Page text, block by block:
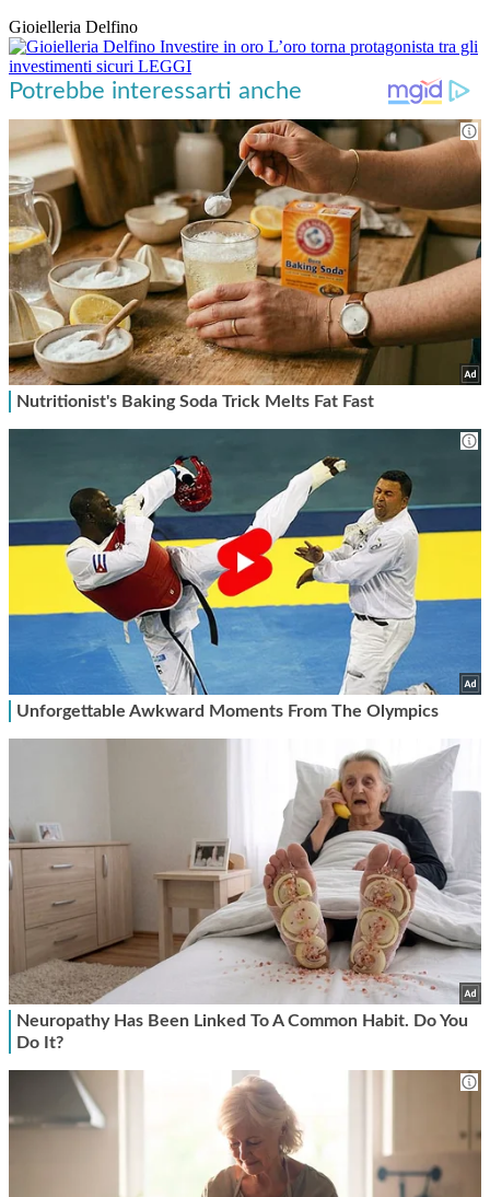
Gioielleria Delfino
Investire in oro L’oro torna protagonista tra gli
investimenti sicuri LEGGI